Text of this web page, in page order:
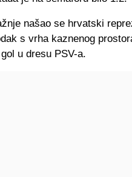
našao se hrvatski
s vrha kaznenog
u dresu PSV-a.